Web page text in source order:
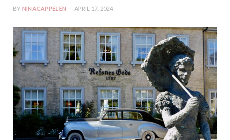
BY NINACAPPELEN APRIL 17, 2024